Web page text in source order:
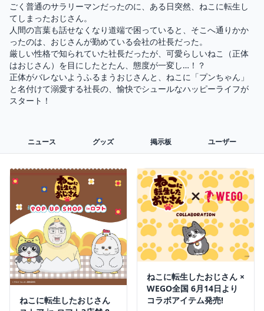
ごく普通のサラリーマンだったのに、ある日突然、ねこに転生し
てしまったおじさん。
人間の言葉も話せなくなり道端で困っていると、そこへ通りかか
ったのは、おじさんが勤めている会社の社長だった。
厳しい性格で知られていた社長だったが、可愛らしいねこ（正体
はおじさん）を目にしたとたん、態度が一変し…！？
正体がバレないようふるまうおじさんと、ねこに「プンちゃん」
と名付けて溺愛する社長の、愉快でシュールなハッピーライフが
スタート！
ニュース グッズ 掲示板 ユーザー
ねこに転生したおじさん
ねこに転生したおじさん ×
WEGO全国 6月14日より
コラボアイテム発売!